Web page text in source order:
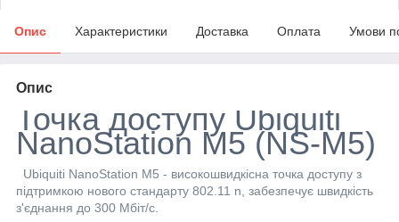
Опис Характеристики Доставка Оплата Умови
Опис
Точка доступу Ubiquiti
NanoStation M5 (NS-M5)
Ubiquiti NanoStation M5 - високошвидкісна точка доступу з
підтримкою нового стандарту 802.11 n, забезпечує швидкість
з'єднання до 300 Мбіт/с.